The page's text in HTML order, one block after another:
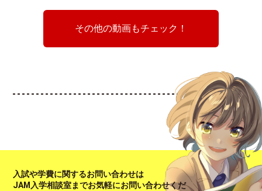
その他の動画もチェック！
入試や学費に関するお問い合わせは
JAM入学相談室までお気軽にお問い合わせくだ